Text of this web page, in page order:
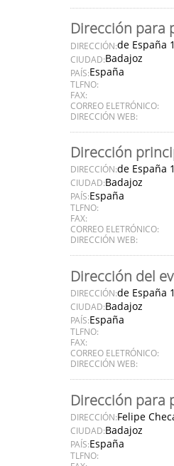
Dirección para
DIRECCIÓN:de España 1
CIUDAD:Badajoz
PAÍS:España
TLFNO:
FAX:
CORREO ELETRÓNICO:
DIRECCIÓN WEB:
Dirección
DIRECCIÓN:de España 1
CIUDAD:Badajoz
PAÍS:España
TLFNO:
FAX:
CORREO ELETRÓNICO:
DIRECCIÓN WEB:
Dirección del
DIRECCIÓN:de España 1
CIUDAD:Badajoz
PAÍS:España
TLFNO:
FAX:
CORREO ELETRÓNICO:
DIRECCIÓN WEB:
Dirección para
DIRECCIÓN:Felipe
CIUDAD:Badajoz
PAÍS:España
TLFNO: